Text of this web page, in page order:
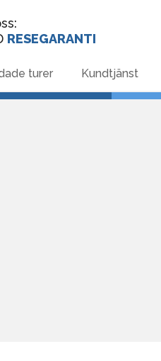
RESEGARANTI
turer Kundtjänst